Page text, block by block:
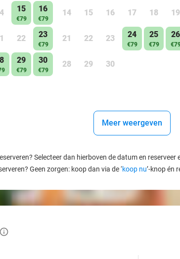
15
€79
16
€79
22 23
€79
29
€79
30
€79
14 15 16 17 18 19
21 22 23 24
€79
25
€79
26
28 29 30
Meer weergeven
Selecteer dan hierboven de datum en
Geen zorgen: koop dan via de ‘koop nu’-knop én
info_outlined